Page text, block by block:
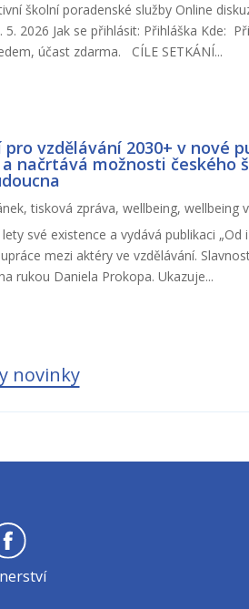
školní poradenské služby Online
2026 Jak se přihlásit: Přihláška Kde:
účast zdarma. CÍLE SETKÁNÍ...
vzdělávání 2030+ v nové
načrtává možnosti českého
,tisková zpráva, wellbeing, wellbeing
své existence a vydává publikaci „Od
mezi aktéry ve vzdělávání.
rukou Daniela Prokopa. Ukazuje...
novinky